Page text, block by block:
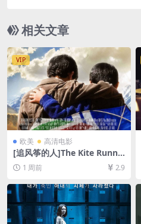
下载][MP4/7GB][中文字幕]
相关文章
VIP
欧美 高清电影
[追风筝的人]The Kite Runne
r (2007)[百度网盘+夸克网盘1
080P超清未删减资源][网盘在
线播放/下载][MP4/8.8GB][中
文字幕]
1 周前 2.9